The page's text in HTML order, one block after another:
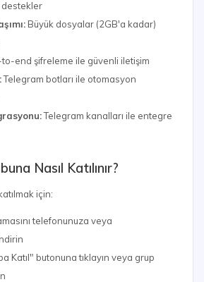
Büyük dosyalar (2GB'a kadar)
to-end şifreleme ile güvenli iletişim
Telegram botları ile otomasyon
Telegram kanalları ile entegre
Nasıl Katılınır?
için:
telefonunuza veya
Katıl" butonuna tıklayın veya grup